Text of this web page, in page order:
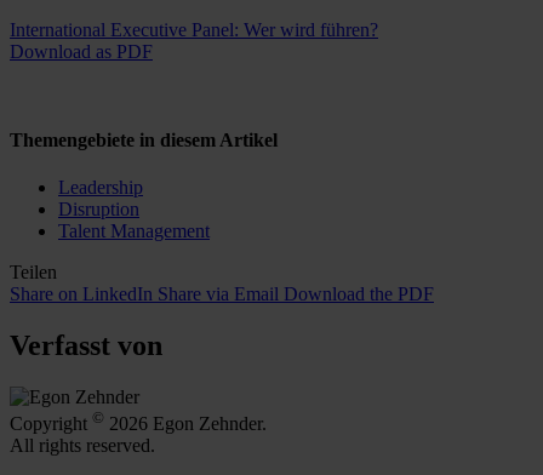
International Executive Panel: Wer wird führen?
Download as PDF
Themengebiete in diesem Artikel
Leadership
Disruption
Talent Management
Teilen
Share on LinkedIn Share via Email Download the PDF
Verfasst von
Copyright © 2026 Egon Zehnder.
All rights reserved.